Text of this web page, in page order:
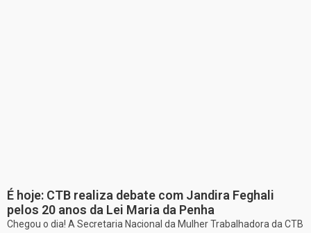
É hoje: CTB realiza debate com Jandira Feghali
pelos 20 anos da Lei Maria da Penha
Chegou o dia! A Secretaria Nacional da Mulher Trabalhadora da CTB